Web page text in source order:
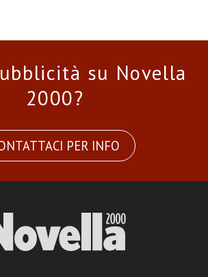
su Novella
2000?
PER INFO